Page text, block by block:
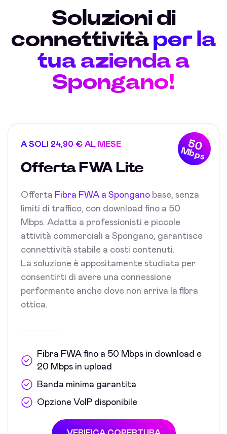
Soluzioni di
connettività per la
tua azienda a
Spongano!
50
Mbps
A SOLI 24,90 € AL MESE
Offerta FWA Lite
Offerta Fibra FWA a Spongano base, senza
limiti di traffico, con download fino a 50
Mbps. Adatta a professionisti e piccole
attività commerciali a Spongano, garantisce
connettività stabile a costi contenuti.
La soluzione è appositamente studiata per
consentirti di avere una connessione
performante anche dove non arriva la fibra
ottica.
Fibra FWA fino a 50 Mbps in download e
20 Mbps in upload
Banda minima garantita
Opzione VoIP disponibile